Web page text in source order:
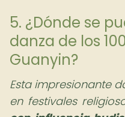
5. ¿Dónde se
danza de los
Guanyin?
Esta impresionante
en festivales